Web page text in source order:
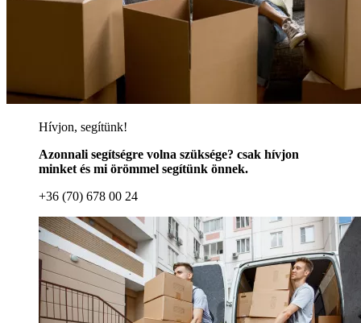
Hívjon, segítünk!
Azonnali segítségre volna szüksége? csak hívjon
minket és mi örömmel segítünk önnek.
+36 (70) 678 00 24